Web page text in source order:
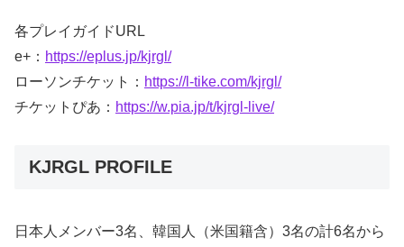
各プレイガイドURL
e+： https://eplus.jp/kjrgl/
ローソンチケット： https://l-tike.com/kjrgl/
チケットぴあ： https://w.pia.jp/t/kjrgl-live/
KJRGL PROFILE
日本人メンバー3名、韓国人（米国籍含）3名の計6名から